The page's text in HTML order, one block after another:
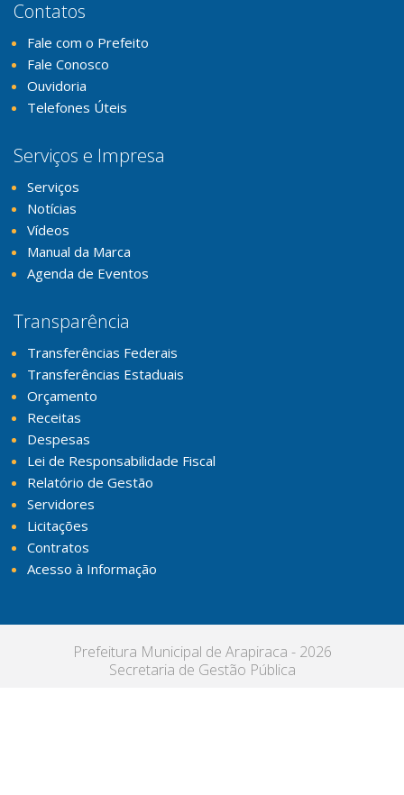
Contatos
Fale com o Prefeito
Fale Conosco
Ouvidoria
Telefones Úteis
Serviços e Impresa
Serviços
Notícias
Vídeos
Manual da Marca
Agenda de Eventos
Transparência
Transferências Federais
Transferências Estaduais
Orçamento
Receitas
Despesas
Lei de Responsabilidade Fiscal
Relatório de Gestão
Servidores
Licitações
Contratos
Acesso à Informação
Prefeitura Municipal de Arapiraca - 2026
Secretaria de Gestão Pública